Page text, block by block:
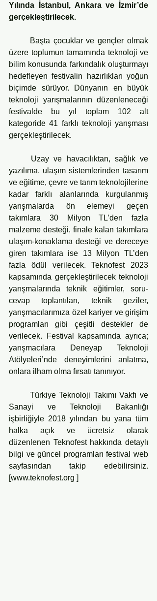
Yılında İstanbul, Ankara ve İzmir’de
gerçekleştirilecek.
üzere toplumun tamamında teknoloji ve
bilim konusunda farkındalık oluşturmayı
hedefleyen festivalin hazırlıkları yoğun
biçimde sürüyor. Dünyanın en büyük
teknoloji yarışmalarının düzenleneceği
festivalde bu yıl toplam 102 alt
kategoride 41 farklı teknoloji yarışması
gerçekleştirilecek.
yazılıma, ulaşım sistemlerinden tasarım
ve eğitime, çevre ve tarım teknolojilerine
kadar farklı alanlarında kurgulanmış
yarışmalarda ön elemeyi geçen
takımlara 30 Milyon TL’den fazla
malzeme desteği, finale kalan takımlara
ulaşım-konaklama desteği ve dereceye
giren takımlara ise 13 Milyon TL’den
fazla ödül verilecek. Teknofest 2023
kapsamında gerçekleştirilecek teknoloji
yarışmalarında teknik eğitimler, soru-
cevap toplantıları, teknik geziler,
yarışmacılarımıza özel kariyer ve girişim
programları gibi çeşitli destekler de
verilecek. Festival kapsamında ayrıca;
yarışmacılara Deneyap Teknoloji
Atölyeleri’nde deneyimlerini anlatma,
onlara ilham olma fırsatı tanınıyor.
Sanayi ve Teknoloji Bakanlığı
işbirliğiyle 2018 yılından bu yana tüm
halka açık ve ücretsiz olarak
düzenlenen Teknofest hakkında detaylı
bilgi ve güncel programları festival web
sayfasından takip edebilirsiniz.
[www.teknofest.org ]